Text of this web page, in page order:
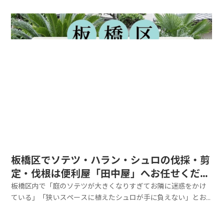
中屋」が、近隣への配慮を最優先に、スッキリ美しく剪定いた
します。「手入れが追...
板橋区でソテツ・ハラン・シュロの伐採・剪
定・伐根は便利屋「田中屋」へお任せくださ
い
板橋区内で「庭のソテツが大きくなりすぎてお隣に迷惑をかけ
ている」「狭いスペースに植えたシュロが手に負えない」とお